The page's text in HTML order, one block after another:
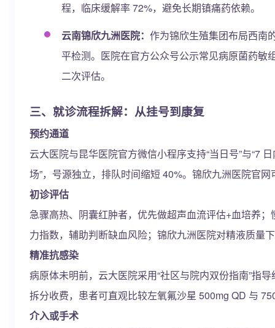
程，临床缓解率 72%，避免长期镇痛药依赖。
云南锦欣九洲医院： 作为锦欣生殖集团布局西南
平检测。医院在官方公众号公示常见病原菌药敏
二次评估。
三、就诊流程拆解：从挂号到康复
预约通道
云大医院与昆华医院官方微信小程序支持“当日号”与“7
场”，号源独立，排队时间缩短 40%。锦欣九洲医院官
初诊评估
急骤高热、阴囊红肿者，优先做超声血流评估+血培养
力指数，辅助判断缺血风险；锦欣九洲医院对精液质量
精准抗感染
病原体未明前，云大医院采用“社区与院内双份指南”指
拆分收费，患者可直观比较左氧氟沙星 500mg QD 与
介入或手术